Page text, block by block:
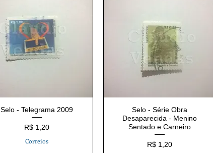
Selo - Telegrama 2009
Preço
R$ 1,20
Correios
Selo - Série Obra
Desaparecida - Menino
Sentado e Carneiro
Preço
R$ 1,20